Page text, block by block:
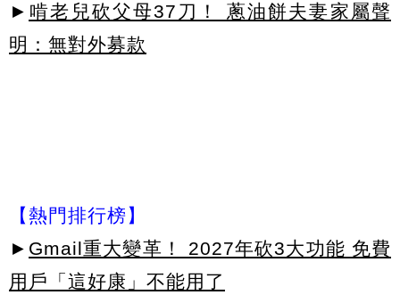
► 啃老兒砍父母37刀！ 蔥油餅夫妻家屬聲
明：無對外募款
【熱門排行榜】
► Gmail重大變革！ 2027年砍3大功能 免費
用戶「這好康」不能用了